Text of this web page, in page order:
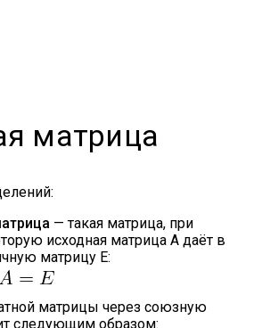
матрица
— такая матрица, при
исходная матрица A даёт в
матрицу E:
матрицы через союзную
следующим образом: